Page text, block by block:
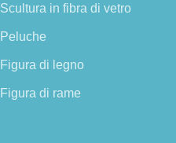
Scultura in fibra di vetro
Peluche
Figura di legno
Figura di rame